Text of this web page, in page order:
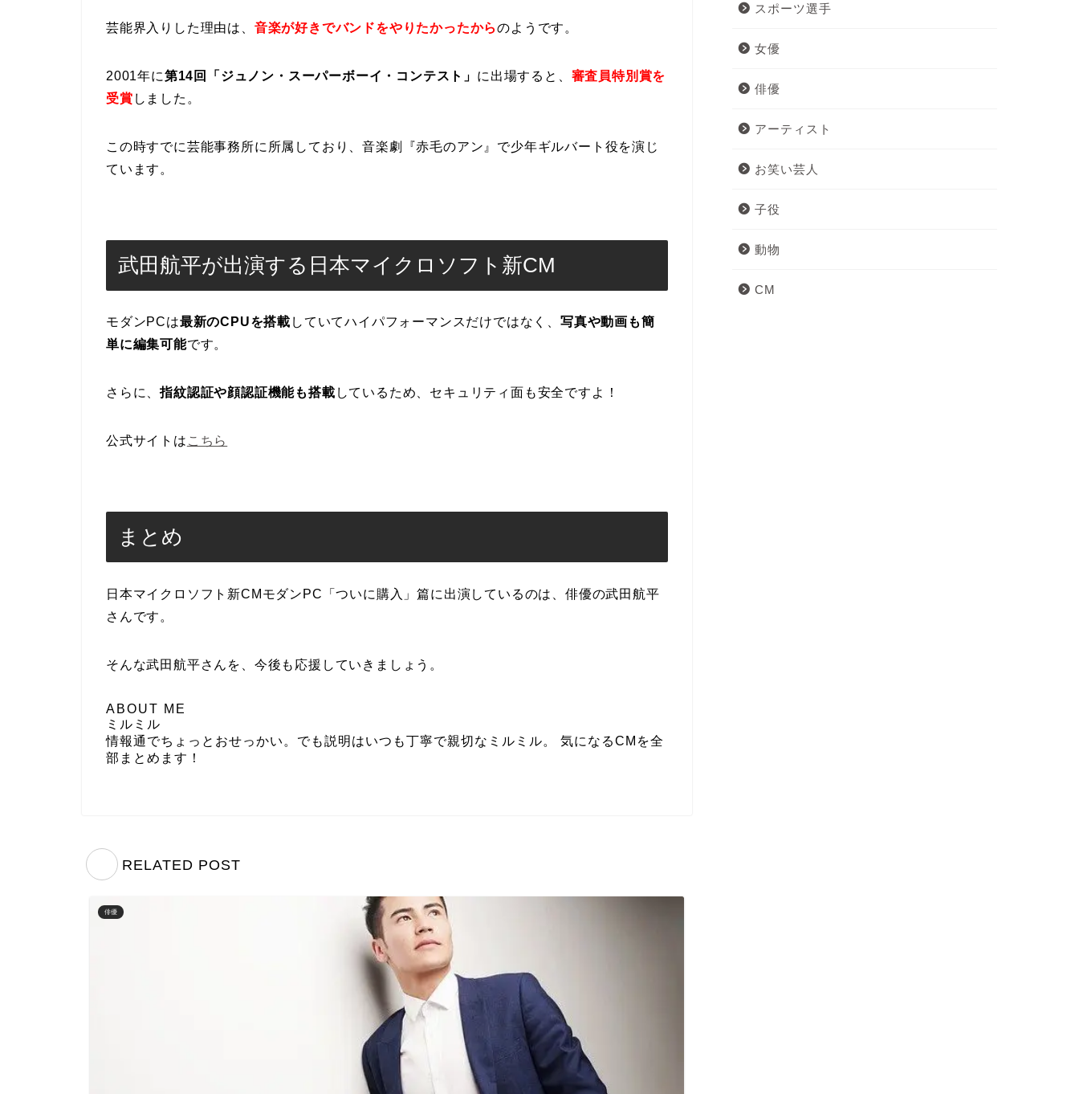
芸能界入りした理由は、 音楽が好きでバンドをやりたかったからのようです。
2001年に第14回「ジュノン・スーパーボーイ・コンテスト」 に出場すると、 審査員特別賞を
受賞 しました。
この時すでに芸能事務所に所属しており、音楽劇『赤毛のアン』で少年ギルバート役を演じ
ています。
武田航平が出演する日本マイクロソフト新CM
モダンPCは最新のCPUを搭載 していてハイパフォーマンスだけではなく、写真や動画も簡
単に編集可能です。
さらに、指紋認証や顔認証機能も搭載 しているため、セキュリティ面も安全ですよ！
公式サイトは こちら
まとめ
日本マイクロソフト新CMモダンPC「ついに購入」篇に出演しているのは、俳優の武田航平
さんです。
そんな武田航平さんを、今後も応援していきましょう。
ABOUT ME
ミルミル
情報通でちょっとおせっかい。でも説明はいつも丁寧で親切なミルミル。 気になるCMを全
部まとめます！
RELATED POST
俳優
スポーツ選手
女優
俳優
アーティスト
お笑い芸人
子役
動物
CM